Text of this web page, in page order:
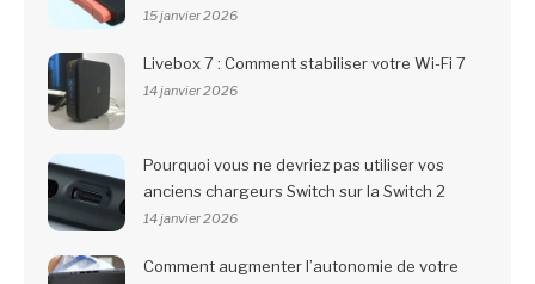
15 janvier 2026
Livebox 7 : Comment stabiliser votre Wi-Fi 7
14 janvier 2026
Pourquoi vous ne devriez pas utiliser vos
anciens chargeurs Switch sur la Switch 2
14 janvier 2026
Comment augmenter l’autonomie de votre